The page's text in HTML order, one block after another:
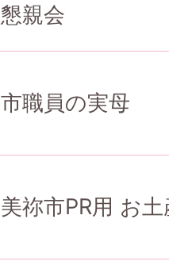
懇親会
市職員の実母
美祢市PR用 お